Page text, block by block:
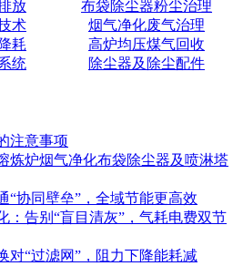
放
布袋除尘器粉尘治理
术
烟气净化废气治理
耗
高炉均压煤气回收
统
除尘器及除尘配件
注意事项
炼炉烟气净化布袋除尘器及喷淋塔
“协同壁垒”，全域节能更高效
：告别“盲目清灰”，气耗电费双节
对“过滤网”，阻力下降能耗减